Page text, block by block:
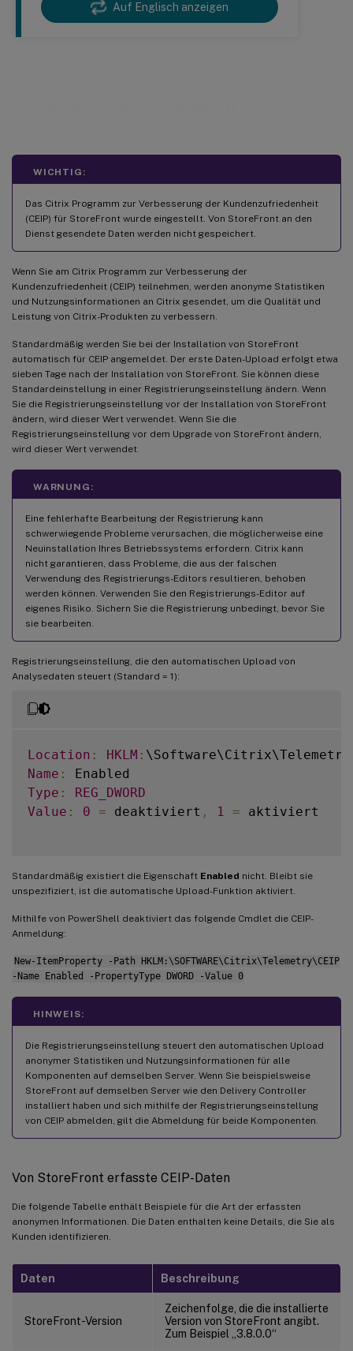
Auf Englisch anzeigen
WICHTIG:
Das Citrix Programm zur Verbesserung der Kundenzufriedenheit
(CEIP) für StoreFront wurde eingestellt. Von StoreFront an den
Dienst gesendete Daten werden nicht gespeichert.
Wenn Sie am Citrix Programm zur Verbesserung der
Kundenzufriedenheit (CEIP) teilnehmen, werden anonyme Statistiken
und Nutzungsinformationen an Citrix gesendet, um die Qualität und
Leistung von Citrix-Produkten zu verbessern.
Standardmäßig werden Sie bei der Installation von StoreFront
automatisch für CEIP angemeldet. Der erste Daten-Upload erfolgt etwa
sieben Tage nach der Installation von StoreFront. Sie können diese
Standardeinstellung in einer Registrierungseinstellung ändern. Wenn
Sie die Registrierungseinstellung vor der Installation von StoreFront
ändern, wird dieser Wert verwendet. Wenn Sie die
Registrierungseinstellung vor dem Upgrade von StoreFront ändern,
wird dieser Wert verwendet.
WARNUNG:
Eine fehlerhafte Bearbeitung der Registrierung kann
schwerwiegende Probleme verursachen, die möglicherweise eine
Neuinstallation Ihres Betriebssystems erfordern. Citrix kann
nicht garantieren, dass Probleme, die aus der falschen
Verwendung des Registrierungs-Editors resultieren, behoben
werden können. Verwenden Sie den Registrierungs-Editor auf
eigenes Risiko. Sichern Sie die Registrierung unbedingt, bevor Sie
sie bearbeiten.
Registrierungseinstellung, die den automatischen Upload von
Analysedaten steuert (Standard = 1):
Location : HKLM :
Name :
Type :
REG_DWORD
Value : 0 = deaktiviert , 1 = aktiviert
Standardmäßig existiert die Eigenschaft Enabled nicht. Bleibt sie
unspezifiziert, ist die automatische Upload-Funktion aktiviert.
Mithilfe von PowerShell deaktiviert das folgende Cmdlet die CEIP-
Anmeldung:
New-ItemProperty -Path HKLM:\SOFTWARE\Citrix\Telemetry\CEIP
-Name Enabled -PropertyType DWORD -Value 0
HINWEIS:
Die Registrierungseinstellung steuert den automatischen Upload
anonymer Statistiken und Nutzungsinformationen für alle
Komponenten auf demselben Server. Wenn Sie beispielsweise
StoreFront auf demselben Server wie den Delivery Controller
installiert haben und sich mithilfe der Registrierungseinstellung
von CEIP abmelden, gilt die Abmeldung für beide Komponenten.
Von StoreFront erfasste CEIP-Daten
Die folgende Tabelle enthält Beispiele für die Art der erfassten
anonymen Informationen. Die Daten enthalten keine Details, die Sie als
Kunden identifizieren.
Daten Beschreibung
StoreFront-Version
Zeichenfolge, die die installierte
Version von StoreFront angibt.
Zum Beispiel „3.8.0.0“